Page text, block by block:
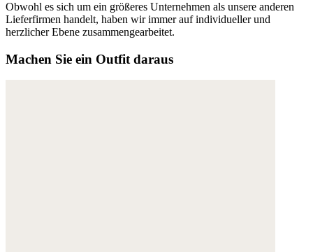
Obwohl es sich um ein größeres Unternehmen als unsere anderen
Lieferfirmen handelt, haben wir immer auf individueller und
herzlicher Ebene zusammengearbeitet.
Machen Sie ein Outfit daraus